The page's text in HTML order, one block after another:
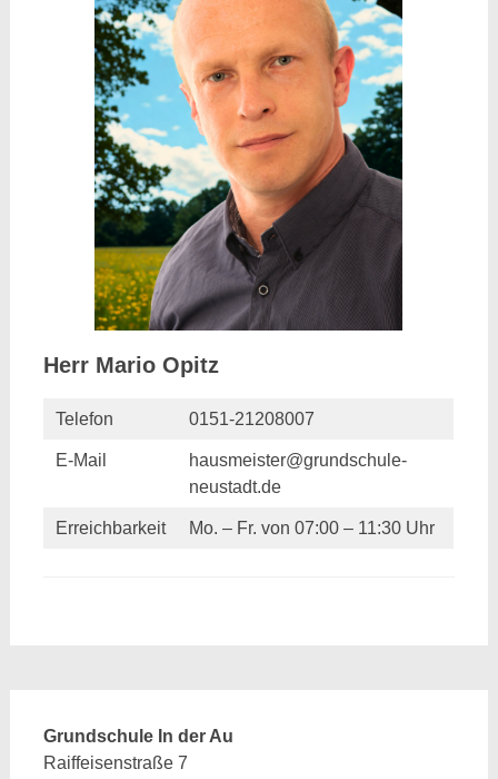
Herr Mario Opitz
Telefon 0151-21208007
E-Mail
hausmeister@grundschule-
neustadt.de
Erreichbarkeit Mo. – Fr. von 07:00 – 11:30 Uhr
Grundschule In der Au
Raiffeisenstraße 7